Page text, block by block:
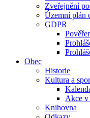
Zveřejnění
Územní plán
GDPR
Obec
Historie
Kultura a
Akce
Knihovna